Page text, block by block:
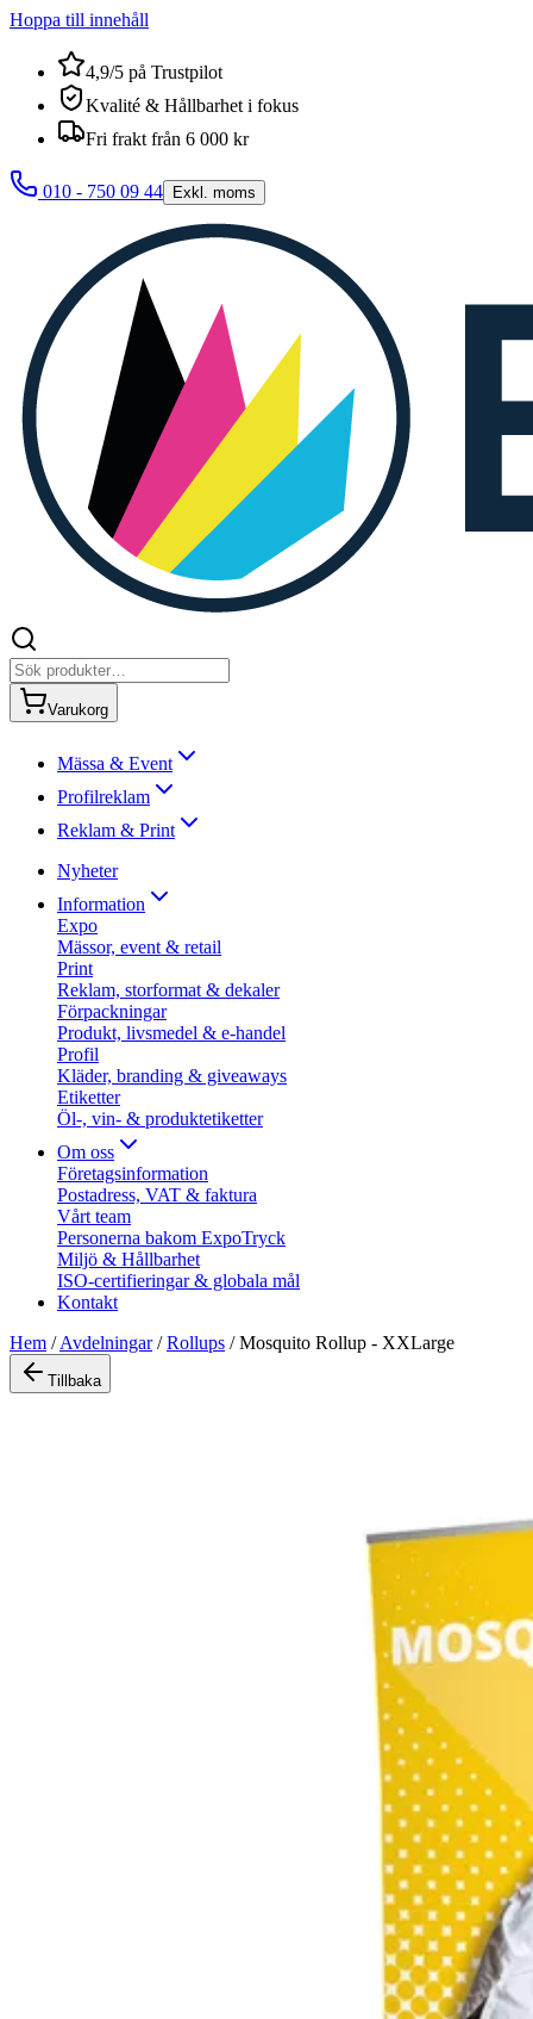
Hoppa till innehåll
4,9/5 på Trustpilot
Kvalité & Hållbarhet i fokus
Fri frakt från 6 000 kr
010 - 750 09 44 Exkl. moms
Varukorg
Mässa & Event
Profilreklam
Reklam & Print
Nyheter
Information
Expo
Mässor, event & retail
Print
Reklam, storformat & dekaler
Förpackningar
Produkt, livsmedel & e-handel
Profil
Kläder, branding & giveaways
Etiketter
Öl-, vin- & produktetiketter
Om oss
Företagsinformation
Postadress, VAT & faktura
Vårt team
Personerna bakom ExpoTryck
Miljö & Hållbarhet
ISO-certifieringar & globala mål
Kontakt
Hem /Avdelningar/Rollups /Mosquito Rollup - XXLarge
Tillbaka